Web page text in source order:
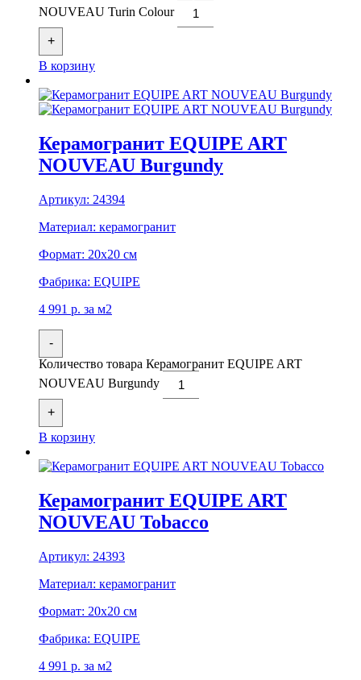
NOUVEAU Turin Colour
+
В корзину
Керамогранит EQUIPE ART
NOUVEAU Burgundy
Артикул: 24394
Материал: керамогранит
Формат: 20x20 см
Фабрика: EQUIPE
4 991 р. за м2
-
Количество товара Керамогранит EQUIPE ART
NOUVEAU Burgundy
+
В корзину
Керамогранит EQUIPE ART
NOUVEAU Tobacco
Артикул: 24393
Материал: керамогранит
Формат: 20x20 см
Фабрика: EQUIPE
4 991 р. за м2